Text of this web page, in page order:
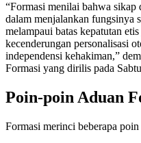
“Formasi menilai bahwa
dalam menjalankan
melampaui batas kepatutan
kecenderungan personalisasi
independensi kehakiman,”
Formasi yang dirilis pada
Poin-poin Aduan
Formasi merinci beberapa